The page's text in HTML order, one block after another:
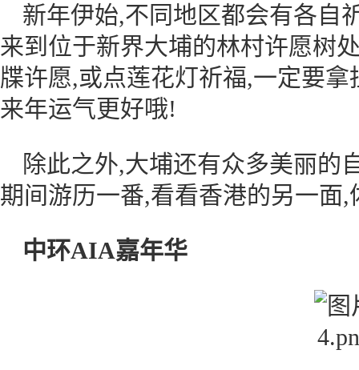
新年伊始,不同地区都会有各自
来到位于新界大埔的林村许愿树
牒许愿,或点莲花灯祈福,一定要
来年运气更好哦!
除此之外,大埔还有众多美丽的
期间游历一番,看看香港的另一面
中环AIA嘉年华